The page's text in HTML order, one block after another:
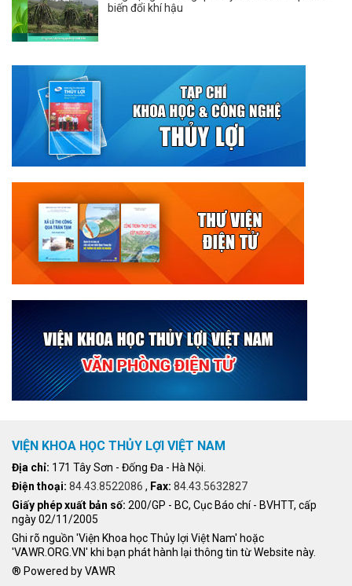
biến đổi khí hậu
VIỆN KHOA HỌC THỦY LỢI VIỆT NAM
Địa chỉ: 171 Tây Sơn - Đống Đa - Hà Nội.
Điện thoại: 84.43.8522086 , Fax: 84.43.5632827
Giấy phép xuất bản số: 200/GP - BC, Cục Báo chí - BVHTT, cấp
ngày 02/11/2005
Ghi rõ nguồn 'Viện Khoa học Thủy lợi Việt Nam' hoặc
'VAWR.ORG.VN' khi bạn phát hành lại thông tin từ Website này.
® Powered by VAWR